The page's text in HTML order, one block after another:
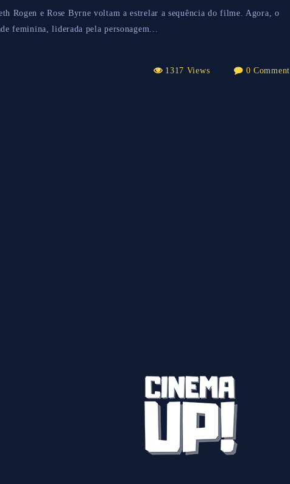
Rogen e Rose Byrne voltam a estrelar a sequência do filme. Agora, o
feminina, liderada pela personagem...
1317 Views 0 Comment